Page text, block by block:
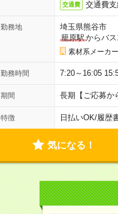
交通費 交通費支
勤務地
埼玉県熊谷市
籠原駅からバス
素材系メーカー
勤務時間 7:20～16:05
期間 長期【ご応募か
特徴 日払いOK/履歴
気になる！